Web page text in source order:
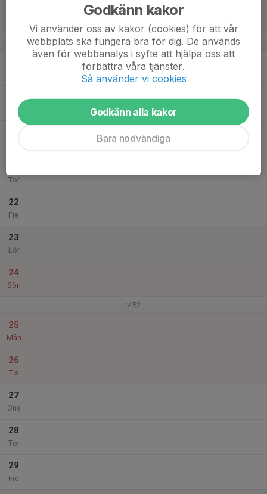
Inomhusträning
v.51
Tis
Tor
22
Fre
23
Lör
24
Sön
v.52
25
Mån
26
Tis
27
Ons
28
Tor
29
Fre
Godkänn kakor
Vi använder oss av kakor (cookies) för att vår
webbplats ska fungera bra för dig. De används
även för webbanalys i syfte att hjälpa oss att
förbättra våra tjänster.
Så använder vi cookies
Godkänn alla kakor
Bara nödvändiga